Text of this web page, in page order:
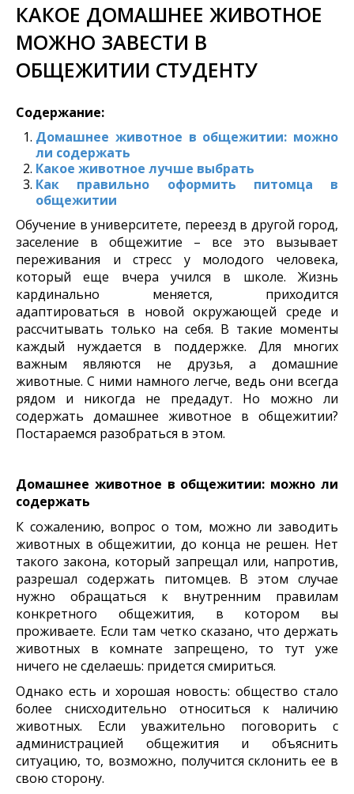
КАКОЕ ДОМАШНЕЕ ЖИВОТНОЕ
МОЖНО ЗАВЕСТИ В
ОБЩЕЖИТИИ СТУДЕНТУ
Содержание:
Домашнее животное в общежитии: можно
ли содержать
Какое животное лучше выбрать
Как правильно оформить питомца в
общежитии
Обучение в университете, переезд в другой город,
заселение в общежитие – все это вызывает
переживания и стресс у молодого человека,
который еще вчера учился в школе. Жизнь
кардинально меняется, приходится
адаптироваться в новой окружающей среде и
рассчитывать только на себя. В такие моменты
каждый нуждается в поддержке. Для многих
важным являются не друзья, а домашние
животные. С ними намного легче, ведь они всегда
рядом и никогда не предадут. Но можно ли
содержать домашнее животное в общежитии?
Постараемся разобраться в этом.
Домашнее животное в общежитии: можно ли
содержать
К сожалению, вопрос о том, можно ли заводить
животных в общежитии, до конца не решен. Нет
такого закона, который запрещал или, напротив,
разрешал содержать питомцев. В этом случае
нужно обращаться к внутренним правилам
конкретного общежития, в котором вы
проживаете. Если там четко сказано, что держать
животных в комнате запрещено, то тут уже
ничего не сделаешь: придется смириться.
Однако есть и хорошая новость: общество стало
более снисходительно относиться к наличию
животных. Если уважительно поговорить с
администрацией общежития и объяснить
ситуацию, то, возможно, получится склонить ее в
свою сторону.